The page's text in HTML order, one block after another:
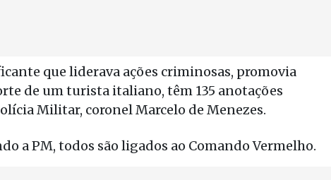
que liderava ações criminosas, promovia
de um turista italiano, têm 135 anotações
Militar, coronel Marcelo de Menezes.
a PM, todos são ligados ao Comando Vermelho.